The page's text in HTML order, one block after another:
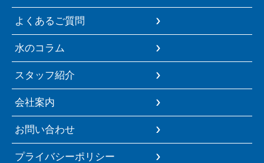
よくあるご質問
水のコラム
スタッフ紹介
会社案内
お問い合わせ
プライバシーポリシー